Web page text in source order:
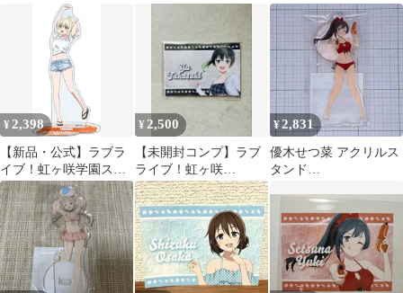
マイド 高咲侑
SummerCollection 水着
¥ 2,398
【新品・公式】ラブラ
イブ！虹ヶ咲学園スク
ールアイドル同好会 ア
クリルスタンド／宮下
愛 公式グッズ colleize
¥ 2,500
【未開封コンプ】ラブ
ライブ！虹ヶ咲
Summer Collectionブロ
マイド
¥2,831
優木せつ菜 アクリルス
タンド